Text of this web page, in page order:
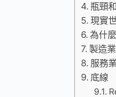
瓶頸
現實
為什
製造
服務
底線